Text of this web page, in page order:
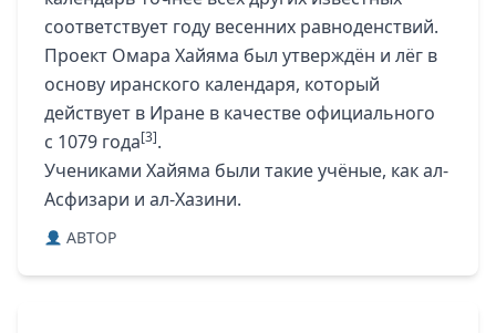
соответствует году весенних равноденствий.
Проект Омара Хайяма был утверждён и лёг в
основу иранского календаря, который
действует в Иране в качестве официального
с 1079 года[3].
Учениками Хайяма были такие учёные, как ал-
Асфизари и ал-Хазини.
ABTOP